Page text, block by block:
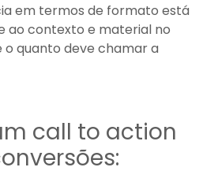
em termos de formato está
ao contexto e material no
o quanto deve chamar a
call to action